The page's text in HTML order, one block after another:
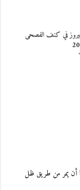
في كنف الفصحى
أن يمر من طريق ظل